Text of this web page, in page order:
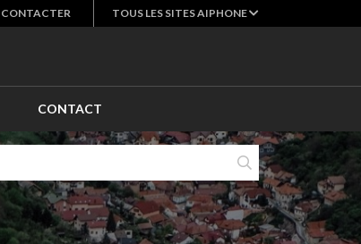
CONTACTER TOUS LES SITES AIPHONE
CONTACT